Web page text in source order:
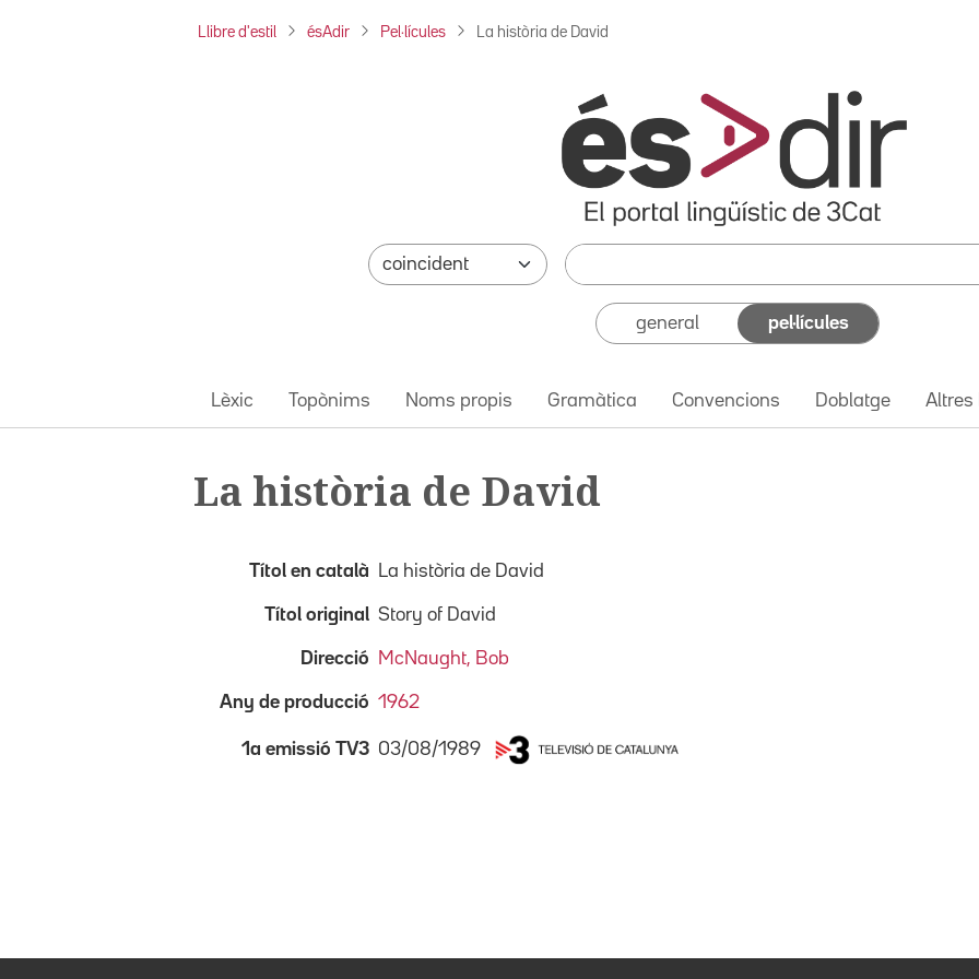
Llibre d'estil ésAdir Pel·lícules La història de David
general pel·lícules
Lèxic Topònims Noms propis Gramàtica Convencions Doblatge Altres
La història de David
Títol en català La història de David
Títol original Story of David
Direcció McNaught, Bob
Any de producció 1962
1a emissió TV3 03/08/1989